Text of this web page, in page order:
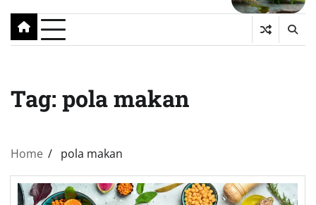
Tag: pola makan
Home pola makan